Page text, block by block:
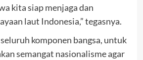
kita siap menjaga dan
laut Indonesia,” tegasnya.
komponen bangsa, untuk
semangat nasionalisme agar